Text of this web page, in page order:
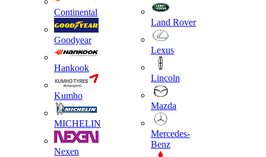
Continental
Goodyear
Hankook
Kumho
MICHELIN
Nexen
Land Rover
Lexus
Lincoln
Mazda
Mercedes-
Benz